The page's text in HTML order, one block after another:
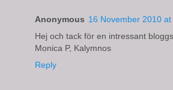
Anonymous 16 November 2010 at
Hej och tack för en intressant
Monica P, Kalymnos
Reply